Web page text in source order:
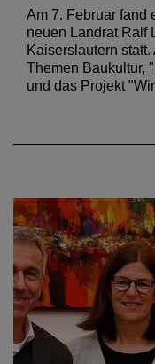
Am 7. Februar fand
neuen Landrat Ralf
Kaiserslautern
Themen Baukultur,
und das Projekt